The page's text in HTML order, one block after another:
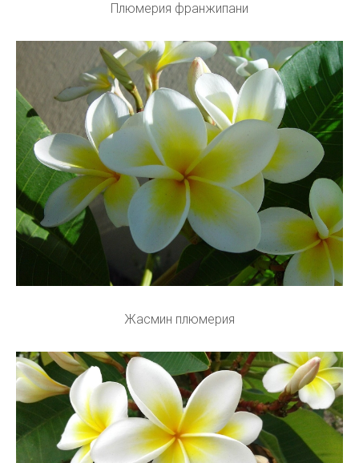
Плюмерия франжипани
Жасмин плюмерия